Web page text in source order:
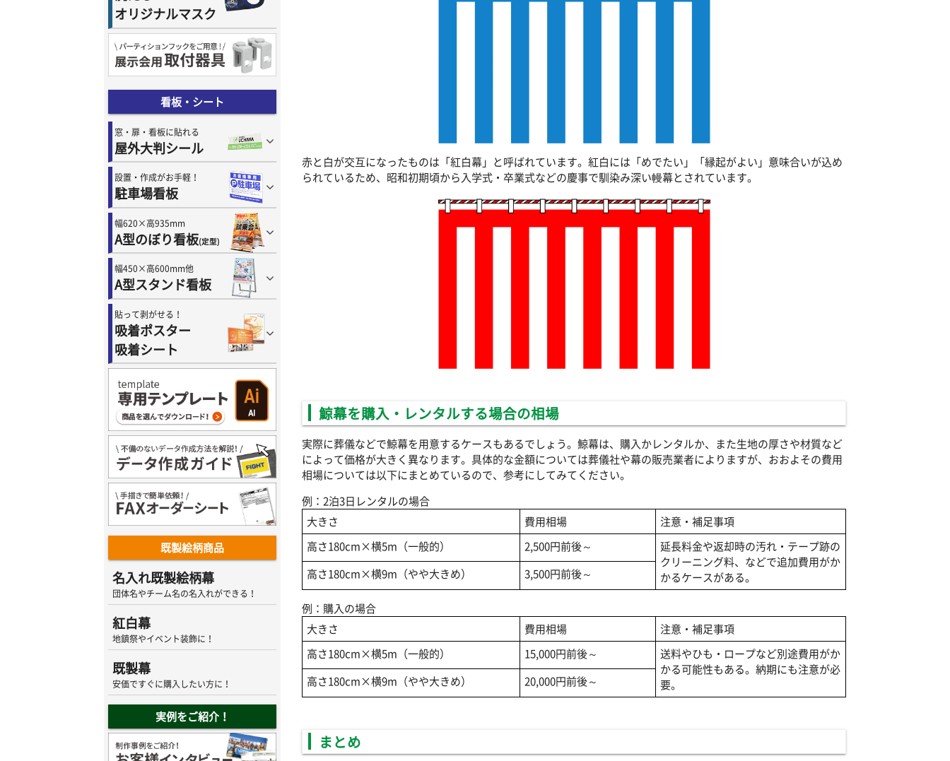
オリジナルマスク
看板・シート
窓・扉・看板に貼れる
屋外大判シール
設置・作成がお手軽！
駐車場看板
幅620×高935mm
A型のぼり看板(定型)
幅450×高600mm他
A型スタンド看板
貼って剥がせる！
吸着ポスター
吸着シート
既製絵柄商品
名入れ既製絵柄幕
団体名やチーム名の名入れができる！
紅白幕
地鎮祭やイベント装飾に！
既製幕
安価ですぐに購入したい方に！
実例をご紹介！
赤と白が交互になったものは「紅白幕」と呼ばれています。紅白には「めでたい」「縁起がよい」意味合いが込め
られているため、昭和初期頃から入学式・卒業式などの慶事で馴染み深い幔幕とされています。
鯨幕を購入・レンタルする場合の相場
実際に葬儀などで鯨幕を用意するケースもあるでしょう。鯨幕は、購入かレンタルか、また生地の厚さや材質など
によって価格が大きく異なります。具体的な金額については葬儀社や幕の販売業者によりますが、おおよその費用
相場については以下にまとめているので、参考にしてみてください。
例：2泊3日レンタルの場合
大きさ
費用相場
注意・補足事項
高さ180cm×横5m（一般的）
2,500円前後～
延長料金や返却時の汚れ・テープ跡の
クリーニング料、などで追加費用がか
かるケースがある。
高さ180cm×横9m（やや大きめ） 3,500円前後～
例：購入の場合
大きさ
費用相場
注意・補足事項
高さ180cm×横5m（一般的）
15,000円前後～
送料やひも・ロープなど別途費用がか
かる可能性もある。納期にも注意が必
要。
高さ180cm×横9m（やや大きめ） 20,000円前後～
まとめ